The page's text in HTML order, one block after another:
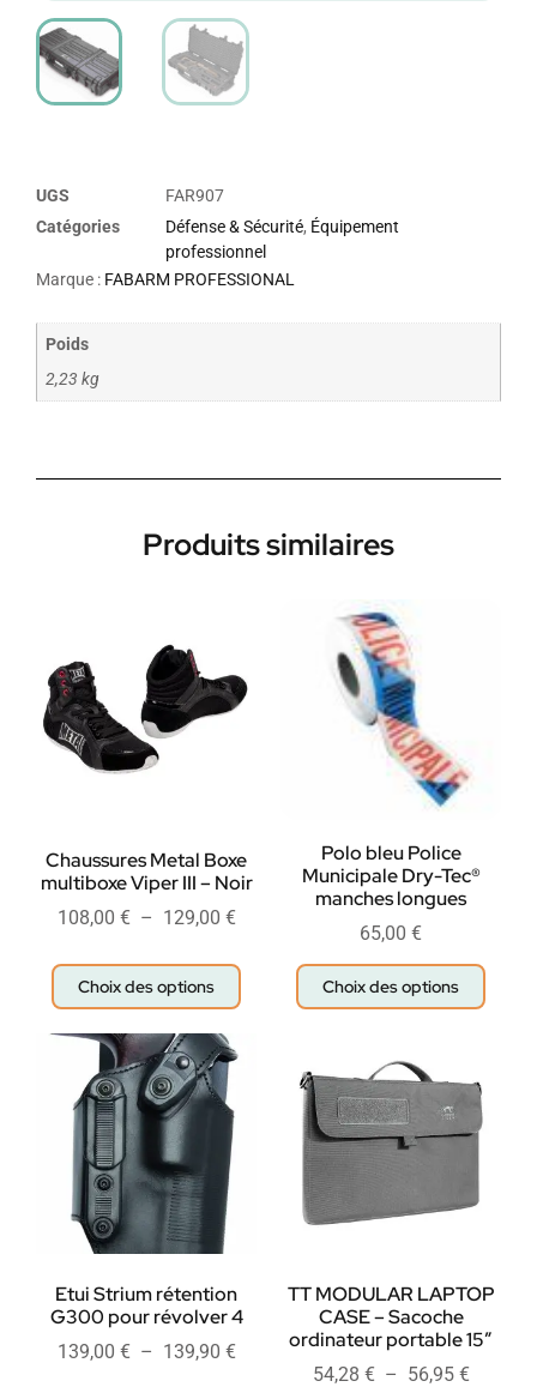
UGS
FAR907
Catégories
Défense & Sécurité, Équipement
professionnel
Marque : FABARM PROFESSIONAL
Poids
2,23 kg
Produits similaires
Chaussures Metal Boxe
multiboxe Viper III – Noir
108,00 € – 129,00 €
Choix des options
Polo bleu Police
Municipale Dry-Tec®
manches longues
65,00 €
Choix des options
Etui Strium rétention
G300 pour révolver 4
139,00 € – 139,90 €
TT MODULAR LAPTOP
CASE – Sacoche
ordinateur portable 15″
54,28 € – 56,95 €